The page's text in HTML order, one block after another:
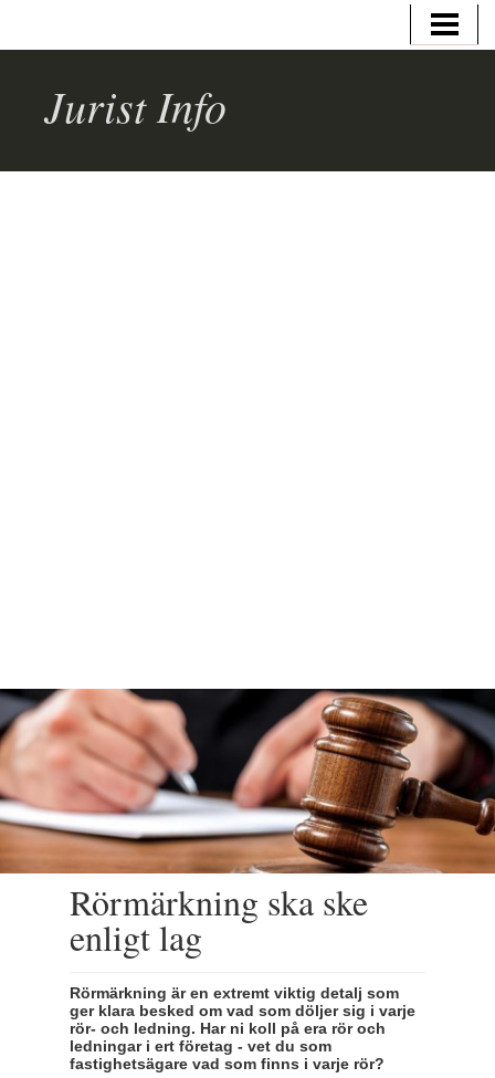
JURIST/ADVOKAT
Jurist Info
Rörmärkning ska ske
enligt lag
Rörmärkning är en extremt viktig detalj som
ger klara besked om vad som döljer sig i varje
rör- och ledning. Har ni koll på era rör och
ledningar i ert företag - vet du som
fastighetsägare vad som finns i varje rör?